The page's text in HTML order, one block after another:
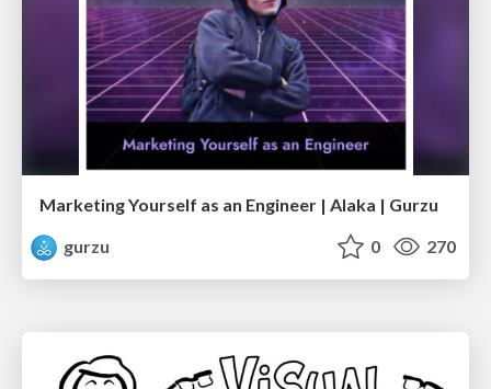
Marketing Yourself as an Engineer | Alaka | Gurzu
gurzu
0 270